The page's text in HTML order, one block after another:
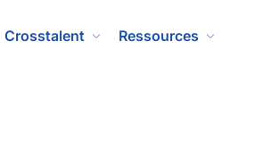
Crosstalent Ressources